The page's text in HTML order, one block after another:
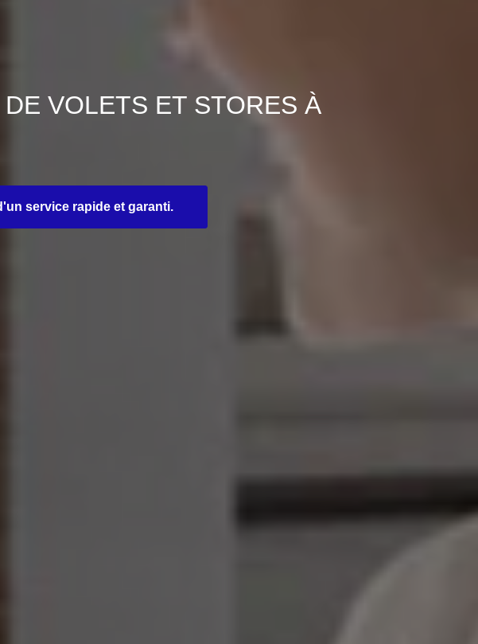
VOLETS ET STORES À
service rapide et garanti.